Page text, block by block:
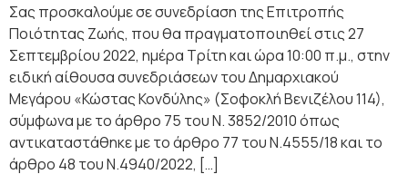
Σας προσκαλούμε σε συνεδρίαση της Επιτροπής
Ποιότητας Ζωής, που θα πραγματοποιηθεί στις 27
Σεπτεμβρίου 2022, ημέρα Τρίτη και ώρα 10:00 π.μ., στην
ειδική αίθουσα συνεδριάσεων του Δημαρχιακού
Μεγάρου «Κώστας Κονδύλης» (Σοφοκλή Βενιζέλου 114),
σύμφωνα με τo άρθρο 75 του Ν. 3852/2010 όπως
αντικαταστάθηκε με το άρθρο 77 του Ν.4555/18 και το
άρθρο 48 του Ν.4940/2022, […]